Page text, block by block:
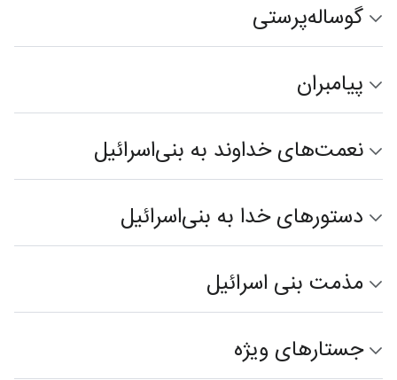
گوساله‌پرستی
پیامبران
نعمت‌های خداوند به بنی‌اسرائیل
دستورهای خدا به بنی‌اسرائیل
مذمت بنی اسرائیل
جستارهای ویژه